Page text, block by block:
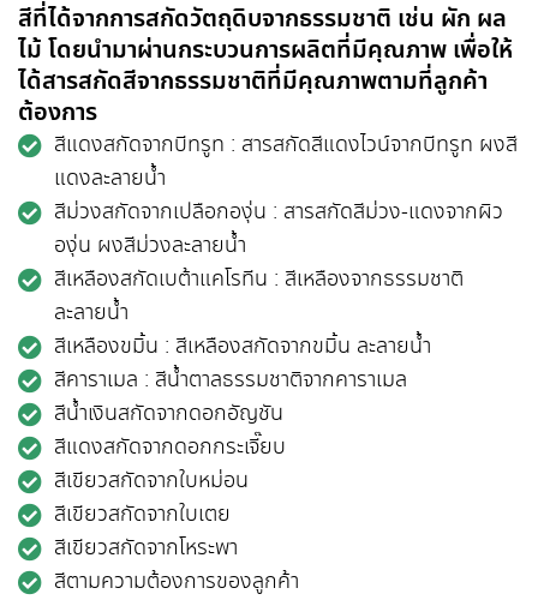
สีที่ได้จากการสกัดวัตถุดิบจากธรรมชาติ เช่น ผัก ผล
ไม้ โดยนำมาผ่านกระบวนการผลิตที่มีคุณภาพ เพื่อให้
ได้สารสกัดสีจากธรรมชาติที่มีคุณภาพตามที่ลูกค้า
ต้องการ
สีแดงสกัดจากบีทรูท : สารสกัดสีแดงไวน์จากบีทรูท ผงสี
แดงละลายน้ำ
สีม่วงสกัดจากเปลือกองุ่น : สารสกัดสีม่วง-แดงจากผิว
องุ่น ผงสีม่วงละลายน้ำ
สีเหลืองสกัดเบต้าแคโรทีน : สีเหลืองจากธรรมชาติ
ละลายน้ำ
สีเหลืองขมิ้น : สีเหลืองสกัดจากขมิ้น ละลายน้ำ
สีคาราเมล : สีน้ำตาลธรรมชาติจากคาราเมล
สีน้ำเงินสกัดจากดอกอัญชัน
สีแดงสกัดจากดอกกระเจี๊ยบ
สีเขียวสกัดจากใบหม่อน
สีเขียวสกัดจากใบเตย
สีเขียวสกัดจากโหระพา
สีตามความต้องการของลูกค้า